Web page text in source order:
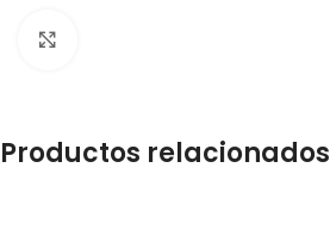
Productos relacionados